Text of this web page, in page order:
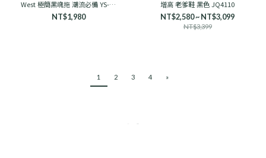
West 極簡黑魂拖 潮流必備 YS-01
舒適
NT$1,980
增高 老爹鞋 黑色 JQ4110
NT$2,580 ~ NT$3,099
NT$3,399
1 2 3 4 »